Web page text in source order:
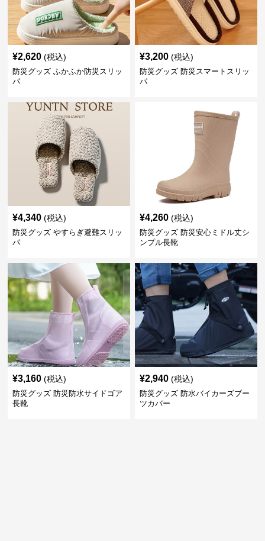
¥2,620 (税込)
防災グッズ ふかふか防災スリッ
パ
¥3,200 (税込)
防災グッズ 防災スマートスリッ
パ
¥4,340 (税込)
防災グッズ やすらぎ避難スリッ
パ
¥4,260 (税込)
防災グッズ 防災安心ミドル丈シ
ンプル長靴
¥3,160 (税込)
防災グッズ 防災防水サイドゴア
長靴
¥2,940 (税込)
防災グッズ 防水バイカーズブー
ツカバー